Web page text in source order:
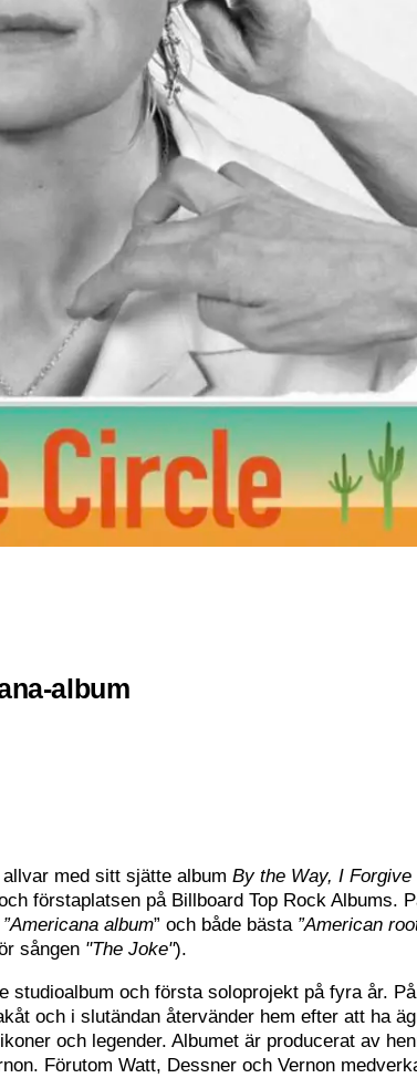
album
allvar med sitt sjätte albumBy the Way, I Forgive
förstaplatsen på Billboard Top Rock Albums.
”Americana album” och både bästa ”American
sången "The Joke").
studioalbum och första soloprojekt på fyra år. På
och i slutändan återvänder hem efter att ha
och legender. Albumet är producerat av
Förutom Watt, Dessner och Vernon